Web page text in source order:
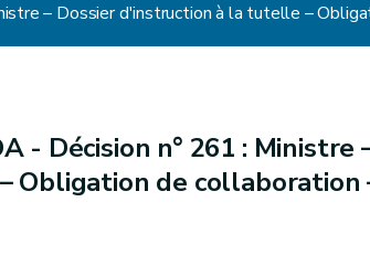
– Dossier d'instruction à la tutelle –
- Décision n° 261 : Ministre
Obligation de collaboration